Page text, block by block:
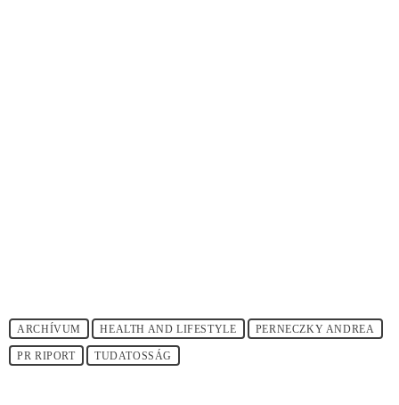
ARCHÍVUM HEALTH AND LIFESTYLE PERNECZKY ANDREA
PR RIPORT TUDATOSSÁG